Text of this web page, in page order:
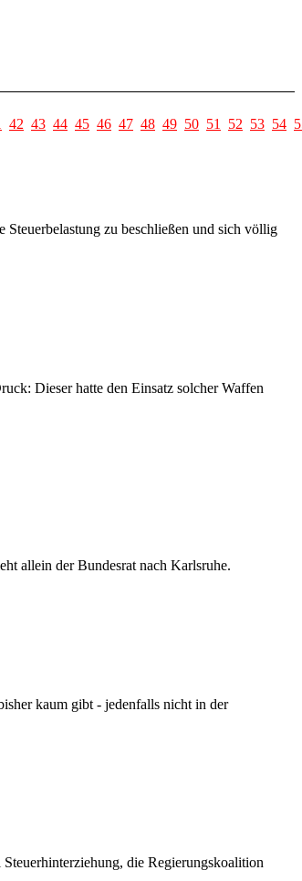
42 43 44 45 46 47 48 49 50 51 52 53 54
zu beschließen und sich völlig
Dieser hatte den Einsatz solcher Waffen
allein der Bundesrat nach Karlsruhe.
kaum gibt - jedenfalls nicht in der
die Regierungskoalition